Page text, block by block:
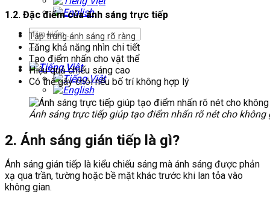
1.2. Đặc điểm của ánh sáng trực tiếp
Tập trung ánh sáng rõ ràng
Tăng khả năng nhìn chi tiết
Tạo điểm nhấn cho vật thể
Hiệu quả chiếu sáng cao
Có thể gây chói nếu bố trí không hợp lý
Ánh sáng trực tiếp giúp tạo điểm nhấn rõ nét cho không
2. Ánh sáng gián tiếp là gì?
Ánh sáng gián tiếp là kiểu chiếu sáng mà ánh sáng được phản
xạ qua trần, tường hoặc bề mặt khác trước khi lan tỏa vào
không gian.